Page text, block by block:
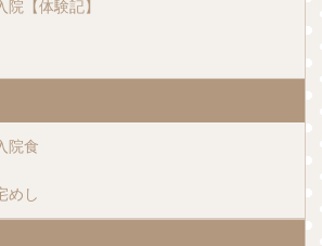
【体験記】
院食
めし